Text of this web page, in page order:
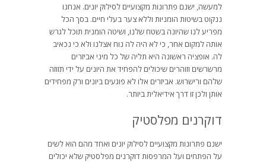
למעשה, ישנם פתרונות מקצועיים לסילוק יונים. אנחנו
ננקוט בשיטות הומניות וללא צער בעלי חיים. בסך הכל
מפריע לנו שהיונה בשטח שלנו, ושיטה הומנית תוכל לגרש
אותה למקום אחר, כי לא היה לה נוח אצלנו ולא כי נכאיב
לה. אופציה ראשונה היא תליה של כל מיני אביזרים
מרשרשים וזוהרים שיכולים להפחיד את היונים על ידי תזוזה
שלהם ורישרוש. אביזרים אלו לא פוגעים ביונים ורק מפחידים
אותן ולכן זו דרך אידיאלית ביותר.
דוקרנים מפלסטיק
ישנם פתרונות מקצועיים לסילוק יונים ואחד מהם הוא לשים
על הפתחים ועל המרפסות דוקרנים מפלסטיק שלא יכולים